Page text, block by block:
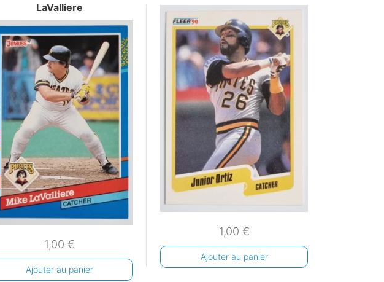
LaValliere
1,00 €
Ajouter au panier
1,00 €
Ajouter au panier